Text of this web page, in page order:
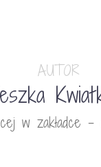
AUTOR
w zakładce -